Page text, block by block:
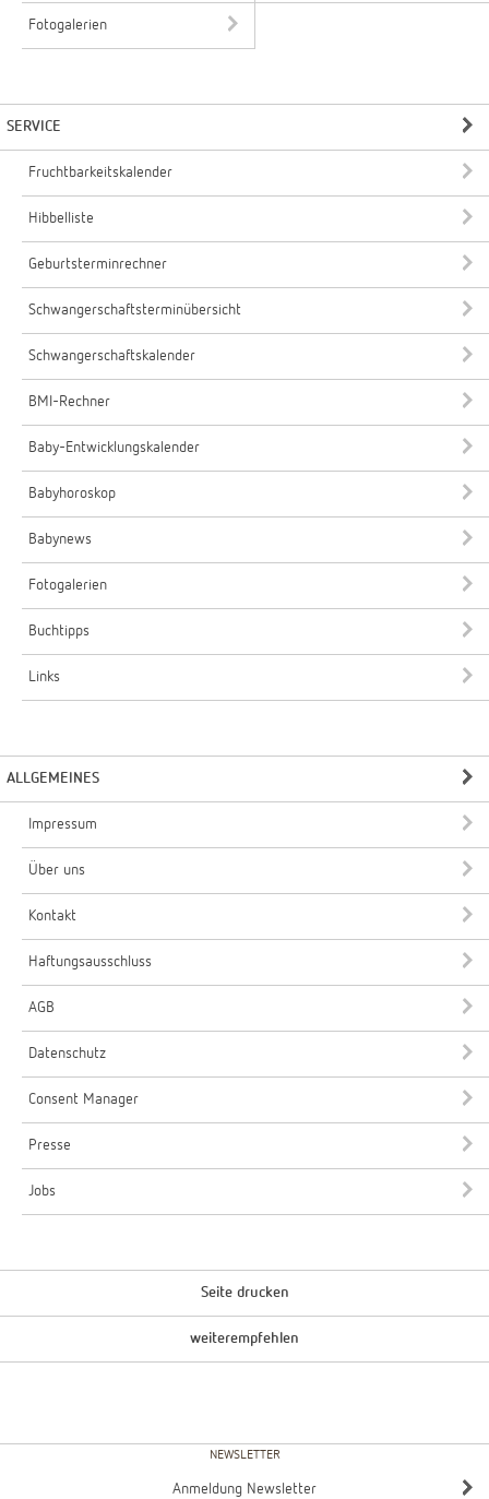
Fotogalerien
SERVICE
Fruchtbarkeitskalender
Hibbelliste
Geburtsterminrechner
Schwangerschaftsterminübersicht
Schwangerschaftskalender
BMI-Rechner
Baby-Entwicklungskalender
Babyhoroskop
Babynews
Fotogalerien
Buchtipps
Links
ALLGEMEINES
Impressum
Über uns
Kontakt
Haftungsausschluss
AGB
Datenschutz
Consent Manager
Presse
Jobs
Seite drucken
weiterempfehlen
NEWSLETTER
Anmeldung Newsletter